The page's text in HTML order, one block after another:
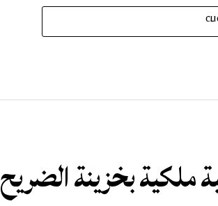
ملكية بخزينة الضريح